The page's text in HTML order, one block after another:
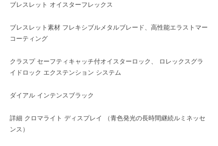
ブレスレット オイスターフレックス
ブレスレット素材 フレキシブルメタルブレード、高性能エラストマー
コーティング
クラスプ セーフティキャッチ付オイスターロック、 ロレックスグラ
イドロック エクステンション システム
ダイアル インテンスブラック
詳細 クロマライト ディスプレイ （青色発光の長時間継続ルミネッセ
ンス）